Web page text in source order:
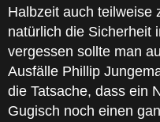
Halbzeit auch teilweise
natürlich die Sicherheit
vergessen sollte man
Ausfälle Phillip
die Tatsache, dass ein
Gugisch noch einen